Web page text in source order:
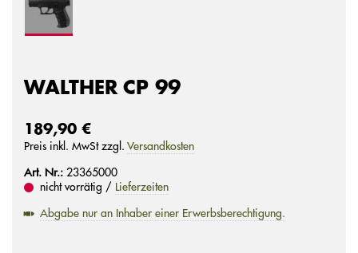
WALTHER CP 99
189,90 €
Preis inkl. MwSt zzgl. Versandkosten
Art. Nr.: 23365000
nicht vorrätig / Lieferzeiten
Abgabe nur an Inhaber einer Erwerbsberechtigung.